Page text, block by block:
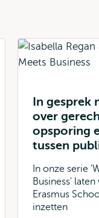
In gesprek
over
opsporing
tussen
In onze serie
Business'
Erasmus
inzetten